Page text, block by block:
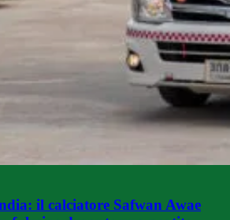
il calciatore Safwan Awae